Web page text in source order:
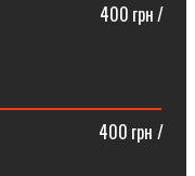
грн /
грн /